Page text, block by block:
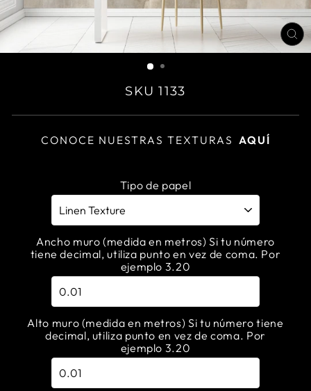
SKU 1133
CONOCE NUESTRAS TEXTURAS AQUÍ
Tipo de papel
Ancho muro (medida en metros) Si tu número
tiene decimal, utiliza punto en vez de coma. Por
ejemplo 3.20
Alto muro (medida en metros) Si tu número tiene
decimal, utiliza punto en vez de coma. Por
ejemplo 3.20